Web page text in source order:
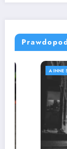
A INNE SPORTY